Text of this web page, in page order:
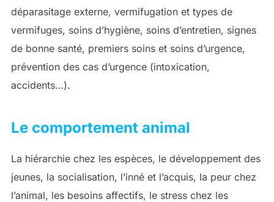
déparasitage externe, vermifugation et types de
vermifuges, soins d’hygiène, soins d’entretien, signes
de bonne santé, premiers soins et soins d’urgence,
prévention des cas d’urgence (intoxication,
accidents…).
Le comportement animal
La hiérarchie chez les espèces, le développement des
jeunes, la socialisation, l’inné et l’acquis, la peur chez
l’animal, les besoins affectifs, le stress chez les